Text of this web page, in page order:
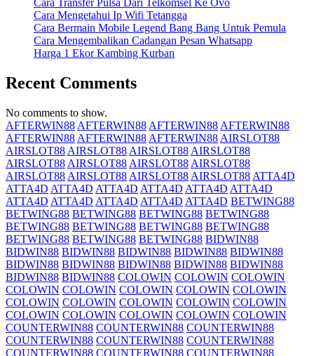
Cara Mengetahui Ip Wifi Tetangga
Cara Bermain Mobile Legend Bang Bang Untuk Pemula
Cara Mengembalikan Cadangan Pesan Whatsapp
Harga 1 Ekor Kambing Kurban
Recent Comments
No comments to show.
AFTERWIN88 AFTERWIN88 AFTERWIN88 AFTERWIN88
AFTERWIN88 AFTERWIN88 AFTERWIN88 AIRSLOT88
AIRSLOT88 AIRSLOT88 AIRSLOT88 AIRSLOT88
AIRSLOT88 AIRSLOT88 AIRSLOT88 AIRSLOT88
AIRSLOT88 AIRSLOT88 AIRSLOT88 AIRSLOT88 ATTA4D
ATTA4D ATTA4D ATTA4D ATTA4D ATTA4D ATTA4D
ATTA4D ATTA4D ATTA4D ATTA4D ATTA4D BETWING88
BETWING88 BETWING88 BETWING88 BETWING88
BETWING88 BETWING88 BETWING88 BETWING88
BETWING88 BETWING88 BETWING88 BIDWIN88
BIDWIN88 BIDWIN88 BIDWIN88 BIDWIN88 BIDWIN88
BIDWIN88 BIDWIN88 BIDWIN88 BIDWIN88 BIDWIN88
BIDWIN88 BIDWIN88 COLOWIN COLOWIN COLOWIN
COLOWIN COLOWIN COLOWIN COLOWIN COLOWIN
COLOWIN COLOWIN COLOWIN COLOWIN COLOWIN
COLOWIN COLOWIN COLOWIN COLOWIN COLOWIN
COUNTERWIN88 COUNTERWIN88 COUNTERWIN88
COUNTERWIN88 COUNTERWIN88 COUNTERWIN88
COUNTERWIN88 COUNTERWIN88 COUNTERWIN88